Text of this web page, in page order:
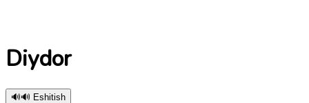
Diydor
🔊🔊 Eshitish